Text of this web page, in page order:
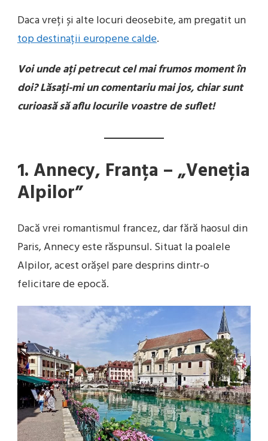
Daca vreți și alte locuri deosebite, am pregatit un
top destinații europene calde.
Voi unde ați petrecut cel mai frumos moment în
doi? Lăsați-mi un comentariu mai jos, chiar sunt
curioasă să aflu locurile voastre de suflet!
1. Annecy, Franța – „Veneția
Alpilor”
Dacă vrei romantismul francez, dar fără haosul din
Paris, Annecy este răspunsul. Situat la poalele
Alpilor, acest orășel pare desprins dintr-o
felicitare de epocă.